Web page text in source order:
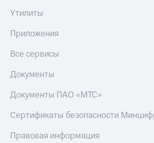
Утилиты
Приложения
Все сервисы
Документы
Документы ПАО «МТС»
Сертификаты безопасности
Правовая информация